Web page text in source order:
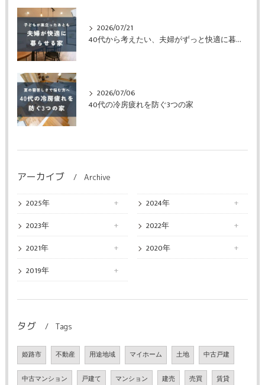
2026/07/21
40代から考えたい、夫婦がずっと快適に暮らせる家
2026/07/06
40代の冷房疲れを防ぐ3つの家
アーカイブ Archive
2025年
2024年
2023年
2022年
2021年
2020年
2019年
タグ Tags
姫路市 不動産 用途地域 マイホーム 土地 中古戸建
中古マンション 戸建て マンション 建売 売買 賃貸